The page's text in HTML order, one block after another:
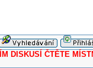
ČTĚTE